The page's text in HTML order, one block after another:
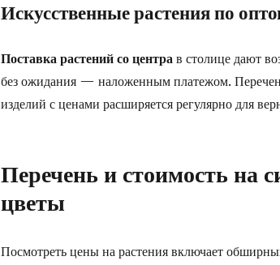
Искусственные растения по
Поставка растений со центрав столице дают
без ожидания — наложенным платежом.
изделий с ценами расширяется регулярно для
Перечень и стоимость на
цветы
Посмотреть цены на растения включает